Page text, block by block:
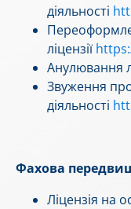
діяльності
ліцензії
Анулювання
Звуження
діяльності
Фахова
Ліцензія на